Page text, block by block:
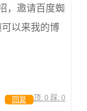
，邀请百度蜘
以来我的博
顶: 0 踩: 0
回复